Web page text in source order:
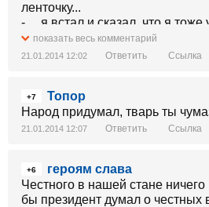
ленточку...
- ... я встал и сказал, что я тоже
Лица родителей сереют.
- Помнишь я тебе обещал новую
- Я тут пельменей твоих
трудом сдерживая "праведный"
Но мы их как-то уже съели. Ну а
велосипед подарить, но нет у
любимого внука - есть
показать весь комментарий
21.01.2014 12:02 Ответить Ссылка
+7
Топор
Народ придумал, тварь ты
21.01.2014 12:07 Ответить Ссылка
+6
героям слава
Честного в нашей стане
бы президент думал о честных